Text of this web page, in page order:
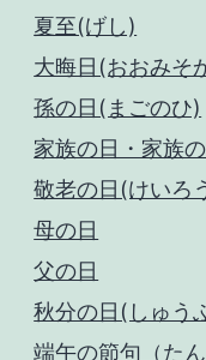
夏至(げし)
大晦日(おおみそ
孫の日(まごのひ)
家族の日・家族
敬老の日(けいろ
母の日
父の日
秋分の日(しゅう
端午の節句（た